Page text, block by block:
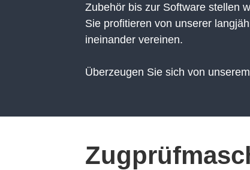
Zubehör bis zur Software stellen
Sie profitieren von unserer
ineinander vereinen.
Überzeugen Sie sich von